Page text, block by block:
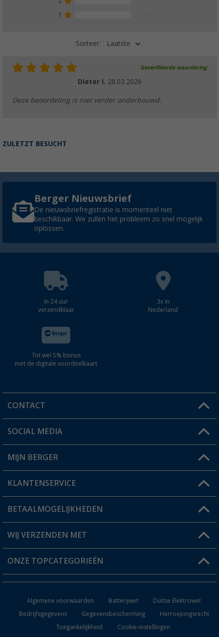
1
Sorteer: Laatste
Geverifieerde waardering
Dieter I. 28.03.2026
Deze beoordeling is niet verder onderbouwd.
ZULETZT BESUCHT
Berger Nieuwsbrief
De nieuwsbriefregistratie is momenteel niet
beschikbaar. We zullen het probleem zo snel mogelijk
oplossen.
In 24 uur
verzendklaar
3x in
Nederland
Tot wel 5% bonus
met de digitale voordeelkaart
CONTACT
Een vraag?
Winkel vinden
SOCIAL MEDIA
MIJN BERGER
Mijn account
Status bestelling
Verlanglijstje
KLANTENSERVICE
FAQ & Contact
Verzendinformatie
Catalogus
BETAALMOGELIJKHEDEN
WIJ VERZENDEN MET
ONZE TOPCATEGORIEËN
Campingmeubilair
Algemene voorwaarden Batterijwet
Duitse Elektrowet
Bedrijfsgegevens
Gegevensbescherming
Herroepingsrecht
Toegankelijkheid
Cookie-instellingen